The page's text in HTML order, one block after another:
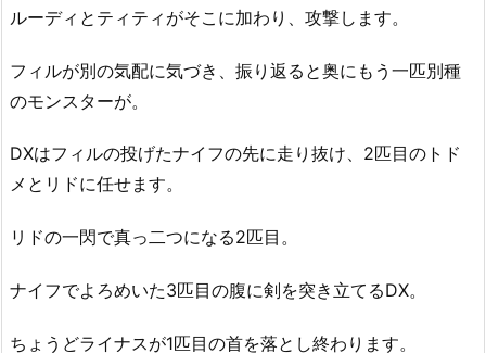
ルーディとティティがそこに加わり、攻撃します。
フィルが別の気配に気づき、振り返ると奥にもう一匹別種
のモンスターが。
DXはフィルの投げたナイフの先に走り抜け、2匹目のトド
メとリドに任せます。
リドの一閃で真っ二つになる2匹目。
ナイフでよろめいた3匹目の腹に剣を突き立てるDX。
ちょうどライナスが1匹目の首を落とし終わります。